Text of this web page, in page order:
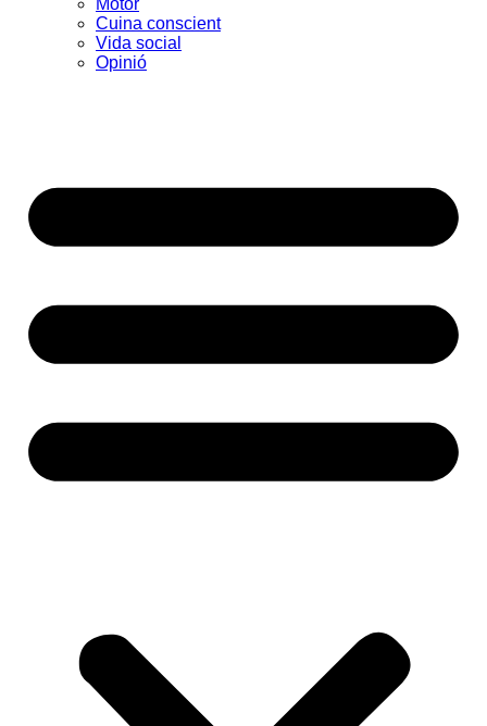
Motor
Cuina conscient
Vida social
Opinió